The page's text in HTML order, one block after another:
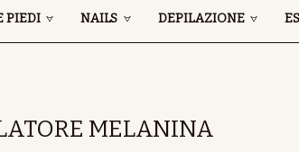
PIEDI NAILS DEPILAZIONE
MELANINA